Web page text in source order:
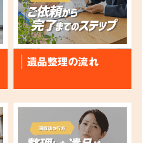
遺品整理の流れ